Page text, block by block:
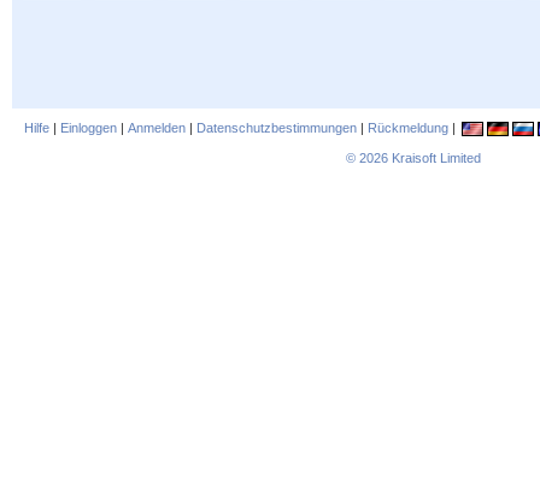
Hilfe | Einloggen | Anmelden | Datenschutzbestimmungen | Rückmeldung |
© 2026 Kraisoft Limited